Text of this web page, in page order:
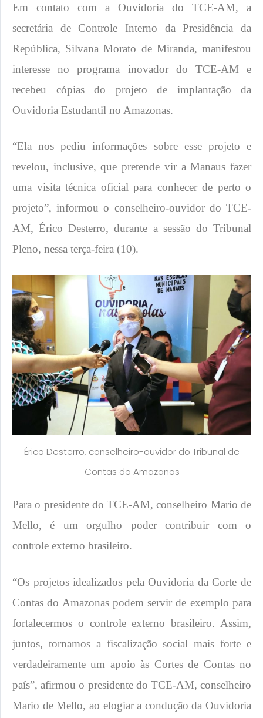
Em contato com a Ouvidoria do TCE-AM, a
secretária de Controle Interno da Presidência da
República, Silvana Morato de Miranda, manifestou
interesse no programa inovador do TCE-AM e
recebeu cópias do projeto de implantação da
Ouvidoria Estudantil no Amazonas.
“Ela nos pediu informações sobre esse projeto e
revelou, inclusive, que pretende vir a Manaus fazer
uma visita técnica oficial para conhecer de perto o
projeto”, informou o conselheiro-ouvidor do TCE-
AM, Érico Desterro, durante a sessão do Tribunal
Pleno, nessa terça-feira (10).
Érico Desterro, conselheiro-ouvidor do Tribunal de
Contas do Amazonas
Para o presidente do TCE-AM, conselheiro Mario de
Mello, é um orgulho poder contribuir com o
controle externo brasileiro.
“Os projetos idealizados pela Ouvidoria da Corte de
Contas do Amazonas podem servir de exemplo para
fortalecermos o controle externo brasileiro. Assim,
juntos, tornamos a fiscalização social mais forte e
verdadeiramente um apoio às Cortes de Contas no
país”, afirmou o presidente do TCE-AM, conselheiro
Mario de Mello, ao elogiar a condução da Ouvidoria